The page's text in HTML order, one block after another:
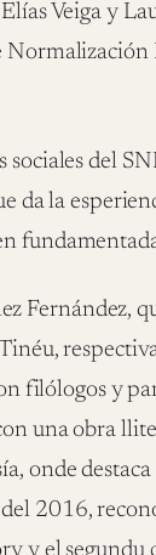
Veiga y
sociales del
da la
Fernández,
filólogos y
una obra
onde
2016,